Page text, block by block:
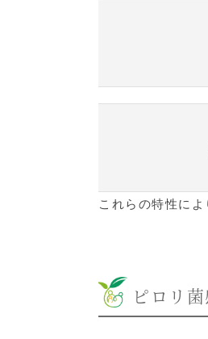
これらの特性に
ピロリ